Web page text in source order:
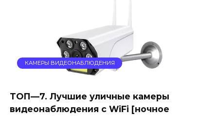
КАМЕРЫ ВИДЕОНАБЛЮДЕНИЯ
ТОП—7. Лучшие уличные камеры
видеонаблюдения с WiFi [ночное